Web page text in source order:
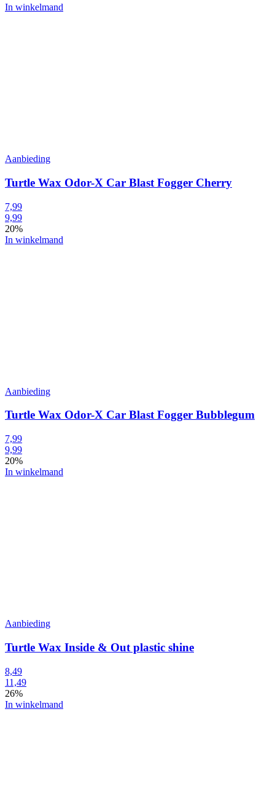
In winkelmand
Aanbieding
Turtle Wax Odor-X Car Blast Fogger Cherry
7,99
9,99
20%
In winkelmand
Aanbieding
Turtle Wax Odor-X Car Blast Fogger Bubblegum
7,99
9,99
20%
In winkelmand
Aanbieding
Turtle Wax Inside & Out plastic shine
8,49
11,49
26%
In winkelmand